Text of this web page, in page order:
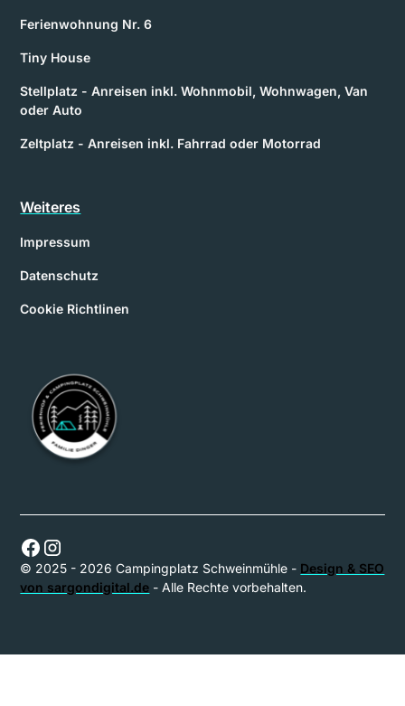
Ferienwohnung Nr. 6
Tiny House
Stellplatz - Anreisen inkl. Wohnmobil, Wohnwagen, Van
oder Auto
Zeltplatz - Anreisen inkl. Fahrrad oder Motorrad
Weiteres
Impressum
Datenschutz
Cookie Richtlinen
© 2025 - 2026 Campingplatz Schweinmühle - Design & SEO
von sargondigital.de - Alle Rechte vorbehalten.